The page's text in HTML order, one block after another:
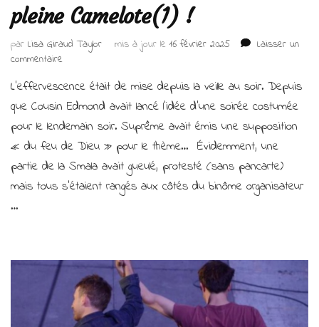
pleine Camelote(1) !
par Lisa Giraud Taylor mis à jour le 16 février 2025
Laisser un
commentaire
Edmond
et
Suprême
en
pleine
Camelote(1) !
L’effervescence était de mise depuis la veille au soir. Depuis
que Cousin Edmond avait lancé l’idée d’une soirée costumée
pour le lendemain soir. Suprême avait émis une supposition
« du feu de Dieu » pour le thème… Évidemment, une
partie de la Smala avait gueulé, protesté (sans pancarte)
mais tous s’étaient rangés aux côtés du binôme organisateur
…